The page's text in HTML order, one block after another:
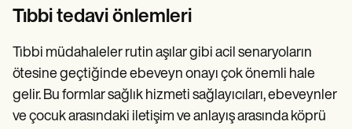
Tıbbi tedavi önlemleri
Tıbbi müdahaleler rutin aşılar gibi acil senaryoların
ötesine geçtiğinde ebeveyn onayı çok önemli hale
gelir. Bu formlar sağlık hizmeti sağlayıcıları, ebeveynler
ve çocuk arasındaki iletişim ve anlayış arasında köprü